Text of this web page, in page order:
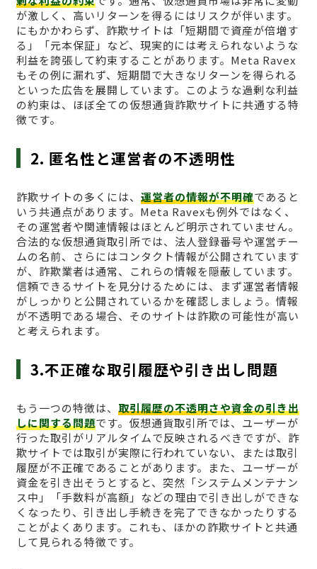
が激しく、高いリターンを得るにはリスクが伴います。
にもかかわらず、詐欺サイトは「短期間で資産が倍増す
る」「元本保証」など、現実的には考えられないような
利益を誇張して約束することがあります。Meta Ravex
もその例に漏れず、短期間で大きなリターンを得られる
といった広告を展開しています。このような過剰な利益
の約束は、ほぼ全ての仮想通貨詐欺サイトに共通する特
徴です。
2. 匿名性と運営者の不透明性
詐欺サイトの多くには、 運営者の情報が不明確であると
いう共通点があります。Meta Ravexも例外ではなく、
その運営者や関連情報はほとんど明示されていません。
合法的な仮想通貨取引所では、法人登録番号や運営チー
ムの名前、さらにはコンタクト情報が公開されています
が、詐欺業者は通常、これらの情報を隠蔽しています。
信頼できるサイトを見分けるためには、まず運営者情報
がしっかりと公開されているかを確認しましょう。情報
が不透明である場合、そのサイトは詐欺の可能性が高い
と考えられます。
3.不正確な取引履歴や引き出し問題
もう一つの特徴は、 取引履歴の不透明さや資金の引き出
しに関する問題です。仮想通貨取引所では、ユーザーが
行った取引がリアルタイムで反映されるべきですが、詐
欺サイトでは取引が実際に行われていない、または取引
履歴が不正確であることがあります。また、ユーザーが
資金を引き出そうとすると、突然「システムメンテナン
ス中」「手数料が高額」などの理由で引き出しができな
くなったり、引き出し手続きを完了できなかったりする
ことがよくあります。これも、ほかの詐欺サイトと共通
して見られる特徴です。